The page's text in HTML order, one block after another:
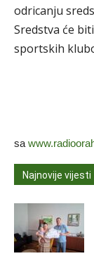
odricanju
Sredstva će
sportskih
(
sa
Najnovije vijesti